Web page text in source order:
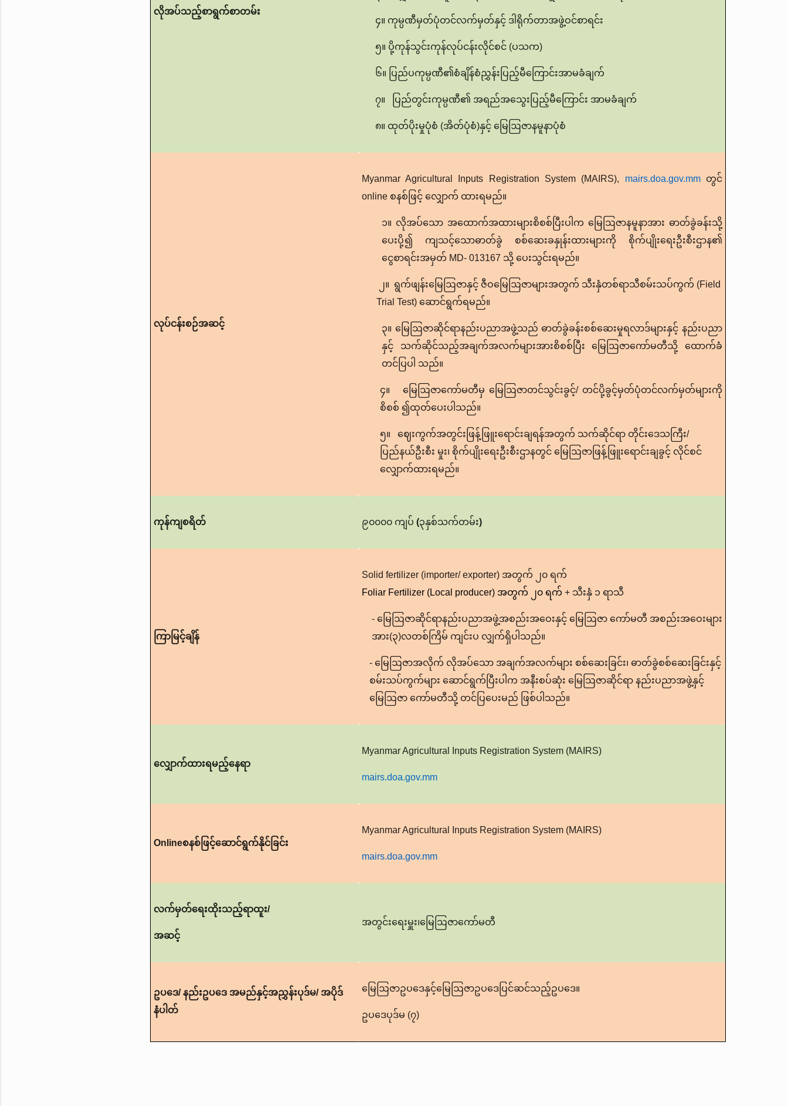
လိုအပ်သည့်စာရွက်စာတမ်း
၄။ ကုမ္ပဏီမှတ်ပုံတင်လက်မှတ်နှင့် ဒါရိုက်တာအဖွဲ့ဝင်စာရင်း
၅။ ပို့ကုန်သွင်းကုန်လုပ်ငန်းလိုင်စင် (ပသက)
၆။ ပြည်ပကုမ္ပဏီ၏စံချိန်စံညွှန်းပြည့်မီကြောင်းအာမခံချက်
၇။ ပြည်တွင်းကုမ္ပဏီ၏ အရည်အသွေးပြည့်မီကြောင်း အာမခံချက်
၈။ ထုတ်ပိုးမှုပုံစံ (အိတ်ပုံစံ)နှင့် မြေဩဇာနမူနာပုံစံ
လုပ်ငန်းစဉ်အဆင့်
Myanmar Agricultural Inputs Registration System (MAIRS), mairs.doa.gov.mm တွင်
online စနစ်ဖြင့် လျှောက် ထားရမည်။
၁။ လိုအပ်သော အထောက်အထားများစိစစ်ပြီးပါက မြေဩဇာနမူနာအား ဓာတ်ခွဲခန်းသို့
ပေးပို့၍ ကျသင့်သောဓာတ်ခွဲ စစ်ဆေးခနှုန်းထားများကို စိုက်ပျိုးရေးဦးစီးဌာန၏
ငွေစာရင်းအမှတ် MD- 013167 သို့ ပေးသွင်းရမည်။
၂။ ရွက်ဖျန်းမြေဩဇာနှင့် ဇီဝမြေဩဇာများအတွက် သီးနှံတစ်ရာသီစမ်းသပ်ကွက် (Field
Trial Test) ဆောင်ရွက်ရမည်။
၃။ မြေဩဇာဆိုင်ရာနည်းပညာအဖွဲ့သည် ဓာတ်ခွဲခန်းစစ်ဆေးမှုရလာဒ်များနှင့် နည်းပညာ
နှင့် သက်ဆိုင်သည့်အချက်အလက်များအားစိစစ်ပြီး မြေဩဇာကော်မတီသို့ ထောက်ခံ
တင်ပြပါ သည်။
၄။ မြေဩဇာကော်မတီမှ မြေဩဇာတင်သွင်းခွင့်/ တင်ပို့ခွင့်မှတ်ပုံတင်လက်မှတ်များကို
စိစစ် ၍ထုတ်ပေးပါသည်။
၅။ ဈေးကွက်အတွင်းဖြန့်ဖြူးရောင်းချရန်အတွက် သက်ဆိုင်ရာ တိုင်းဒေသကြီး/
ပြည်နယ်ဦးစီး မှုး၊ စိုက်ပျိုးရေးဦးစီးဌာနတွင် မြေဩဇာဖြန့်ဖြူးရောင်းချခွင့် လိုင်စင်
လျှောက်ထားရမည်။
ကုန်ကျစရိတ် ၉၀၀၀၀ ကျပ် (၃နှစ်သက်တမ်း)
ကြာမြင့်ချိန်
Solid fertilizer (importer/ exporter) အတွက် ၂၀ ရက်
Foliar Fertilizer (Local producer) အတွက် ၂၀ ရက် + သီးနှံ ၁ ရာသီ
- မြေဩဇာဆိုင်ရာနည်းပညာအဖွဲ့အစည်းအဝေးနှင့် မြေဩဇာ ကော်မတီ အစည်းအဝေးများ
အား(၃)လတစ်ကြိမ် ကျင်းပ လျှက်ရှိပါသည်။
- မြေဩဇာအလိုက် လိုအပ်သော အချက်အလက်များ စစ်ဆေးခြင်း၊ ဓာတ်ခွဲစစ်ဆေးခြင်းနှင့်
စမ်းသပ်ကွက်များ ဆောင်ရွက်ပြီးပါက အနီးစပ်ဆုံး မြေဩဇာဆိုင်ရာ နည်းပညာအဖွဲ့နှင့်
မြေဩဇာ ကော်မတီသို့ တင်ပြပေးမည် ဖြစ်ပါသည်။
လျှောက်ထားရမည့်နေရာ
Myanmar Agricultural Inputs Registration System (MAIRS)
mairs.doa.gov.mm
Onlineစနစ်ဖြင့်ဆောင်ရွက်နိုင်ခြင်း
Myanmar Agricultural Inputs Registration System (MAIRS)
mairs.doa.gov.mm
လက်မှတ်ရေးထိုးသည့်ရာထူး/
အဆင့်
အတွင်းရေးမှူး၊မြေဩဇာကော်မတီ
ဥပဒေ/ နည်းဥပဒေ အမည်နှင့်အညွှန်းပုဒ်မ/ အပိုဒ်
နံပါတ်
မြေဩဇာဥပဒေနှင့်မြေဩဇာဥပဒေပြင်ဆင်သည့်ဥပဒေ။
ဥပဒေပုဒ်မ (၇)